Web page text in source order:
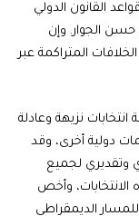
القانون الدولي
حسن الجوار. وإن
المتراكمة عبر
نزيهة وعادلة
دولية أخرى، وقد
وتقديري لجميع
وأخص
الديمقراطي